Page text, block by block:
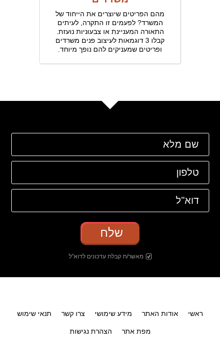
מהם הפריטים שיוצרים את הייחוד של
המשרד? לפעמים זו התקרה, לעיתים
התאורה המעניינת או צבעוניות נועזת.
קבלו 3 דוגמאות לעיצוב פנים משרדים
ופריטים שמעניקים להם נופך מיוחד.
שלח
מאשר/ת קבלת עדכונים לדוא"ל
ראשי אודות האתר מידע שימושי צרו קשר תנאי שימוש
מפת אתר הצהרת נגישות